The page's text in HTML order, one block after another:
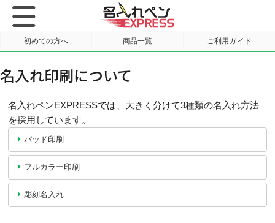
初めての方へ 商品一覧 ご利用ガイド
名入れ印刷について
名入れペンEXPRESSでは、大きく分けて3種類の名入れ方法
を採用しています。
パッド印刷
フルカラー印刷
彫刻名入れ